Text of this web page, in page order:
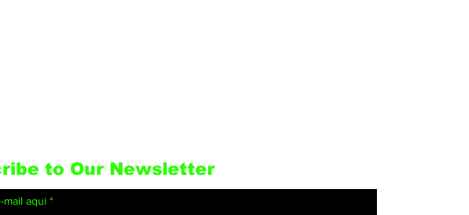
to Our Newsletter
mail aqui *